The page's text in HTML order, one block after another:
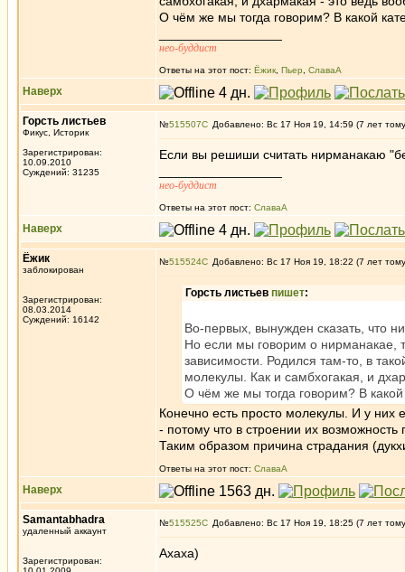
О чём же мы тогда говорим? В какой
нео-буддист
Ответы на этот пост: Ёжик Пьер СлаваА
Наверх
Горсть листьев
Фикус, Историк
Зарегистрирован:
10.09.2010
Суждений: 31235
№515507 Добавлено: Вс 17 Ноя 19, 14:59 (7 лет
Если вы решиши считать нирманакаю
нео-буддист
Ответы на этот пост: СлаваА
Наверх
Ёжик
заблокирован
Зарегистрирован:
08.03.2014
Суждений: 16142
№515524 Добавлено: Вс 17 Ноя 19, 18:22 (7 лет
Горсть листьев пишет:
Во-первых, вынужден сказать, что
Но если мы говорим о нирманакае,
зависимости. Родился там-то, в
молекулы. Как и самбхогакая, и
О чём же мы тогда говорим? В
Конечно есть просто молекулы. И у
- потому что в строении их
Таким образом причина страдания
Ответы на этот пост: СлаваА
Наверх
Samantabhadra
удаленный аккаунт
Зарегистрирован:
№515525 Добавлено: Вс 17 Ноя 19, 18:25 (7 лет
Ахаха)